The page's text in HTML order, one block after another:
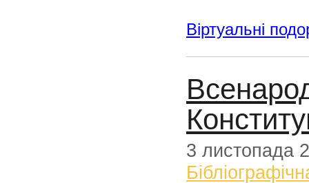
Віртуальні
3 листопада